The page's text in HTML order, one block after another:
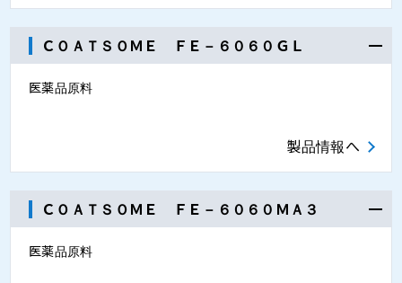
ＣＯＡＴＳＯＭＥ ＦＥ－６０６０ＧＬ
医薬品原料
製品情報へ
ＣＯＡＴＳＯＭＥ ＦＥ－６０６０ＭＡ３
医薬品原料